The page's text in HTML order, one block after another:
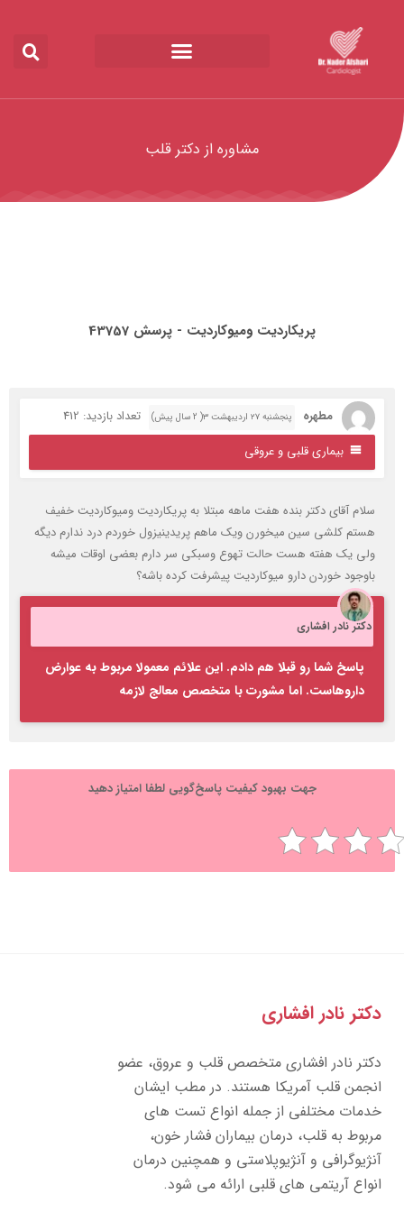
مشاوره از دکتر قلب
پریکاردیت ومیوکاردیت - پرسش 43757
مطهره پنجشنبه ۲۷ اردیبهشت ۳( 2 سال پیش)
تعداد بازدید: 412
بیماری قلبی و عروقی
آقای دکتر بنده هفت ماهه مبتلا به پریکاردیت ومیوکاردیت خفیف
کلشی سین میخورن ویک ماهم پریدینیزول خوردم درد ندارم دیگه
یک هفته هست حالت تهوع وسبکی سر دارم بعضی اوقات میشه
خوردن دارو میوکاردیت پیشرفت کرده باشه؟
دکتر نادر افشاری
پاسخ شما رو قبلا هم دادم. این علائم معمولا مربوط به عوارض
داروهاست. اما مشورت با متخصص معالج لازمه
جهت بهبود کیفیت پاسخ‌گویی لطفا امتیاز دهید
نادر افشاری
نادر افشاری متخصص قلب و عروق، عضو
قلب آمریکا هستند. در مطب ایشان
مختلفی از جمله انواع تست های
به قلب، درمان بیماران فشار خون،
و آنژیوپلاستی و همچنین درمان
آریتمی های قلبی ارائه می شود.